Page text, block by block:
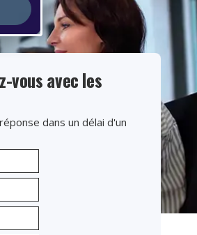
vous avec les
dans un délai d'un